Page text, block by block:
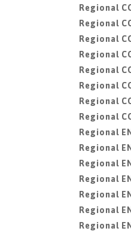
Regional
Regional
Regional
Regional
Regional
Regional
Regional
Regional
Regional
Regional
Regional
Regional
Regional
Regional
Regional